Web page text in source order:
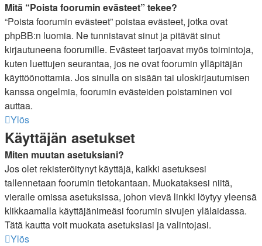
Mitä “Poista foorumin evästeet” tekee?
“Poista foorumin evästeet” poistaa evästeet, jotka ovat
phpBB:n luomia. Ne tunnistavat sinut ja pitävät sinut
kirjautuneena foorumille. Evästeet tarjoavat myös toimintoja,
kuten luettujen seurantaa, jos ne ovat foorumin ylläpitäjän
käyttöönottamia. Jos sinulla on sisään tai uloskirjautumisen
kanssa ongelmia, foorumin evästeiden poistaminen voi
auttaa.
Ylös
Käyttäjän asetukset
Miten muutan asetuksiani?
Jos olet rekisteröitynyt käyttäjä, kaikki asetuksesi
tallennetaan foorumin tietokantaan. Muokataksesi niitä,
vieraile omissa asetuksissa, johon vievä linkki löytyy yleensä
klikkaamalla käyttäjänimeäsi foorumin sivujen ylälaidassa.
Tätä kautta voit muokata asetuksiasi ja valintojasi.
Ylös